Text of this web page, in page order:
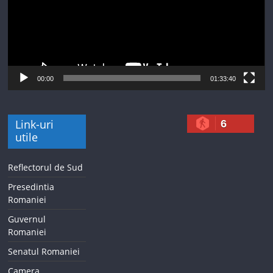
00:00 01:33:40
Link-uri
utile
Reflectorul de Sud
Presedintia
Romaniei
Guvernul
Romaniei
Senatul Romaniei
6